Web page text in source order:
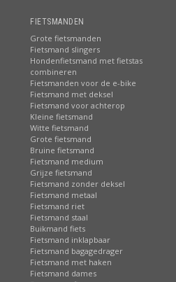
FIETSMANDEN
Grote fietsmanden
Fietsmand slingers
Hondenfietsmand met fietstas
combineren
Fietsmanden voor de e-bike
Fietsmand met deksel
Fietsmand voor achterop
Kleine fietsmand
Witte fietsmand
Grote fietsmand
Bruine fietsmand
Fietsmand medium
Grijze fietsmand
Fietsmand zonder deksel
Fietsmand metaal
Fietsmand riet
Fietsmand staal
Buikmand fiets
Fietsmand inklapbaar
Fietsmand bagagedrager
Fietsmand met haken
Fietsmand dames